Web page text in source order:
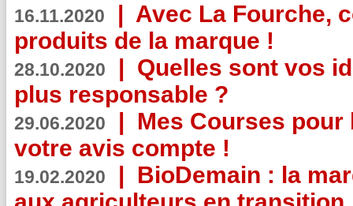
16.11.2020 | Avec La Fourche,
produits de la marque !
28.10.2020 | Quelles sont vos
plus responsable ?
29.06.2020 | Mes Courses pour
votre avis compte !
19.02.2020 | BioDemain : la